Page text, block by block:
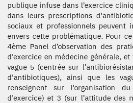
publique infuse dans l’exercice
dans leurs prescriptions
sociaux et professionnels
envers cette problématique. Pour
4ème Panel d’observation des
d’exercice en médecine générale,
vague 5 (centrée sur
d'antibiotiques), ainsi que les
renseignent sur l’organisation
d’exercice) et 3 (sur l’attitude des